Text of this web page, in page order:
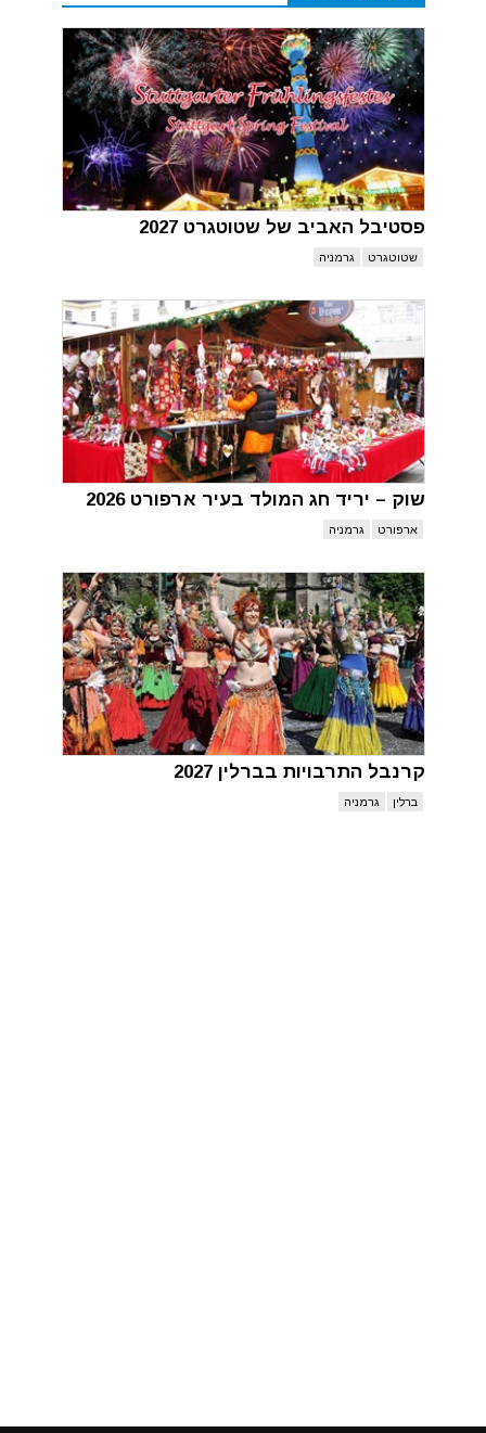
פסטיבל האביב של שטוטגרט 2027
שטוטגרט גרמניה
שוק – יריד חג המולד בעיר ארפורט 2026
ארפורט גרמניה
קרנבל התרבויות בברלין 2027
ברלין גרמניה